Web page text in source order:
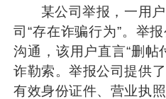
某公司举报，一用
司“存在诈骗行为”。举
沟通，该用户直言“删帖
诈勒索。举报公司提供
有效身份证件、营业执